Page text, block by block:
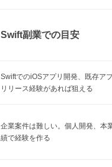
Swift副業での目安
SwiftでのiOSアプリ開発、既存ア
リリース経験があれば狙える
企業案件は難しい。個人開発、本
績で経験を作る